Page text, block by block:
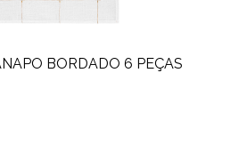
BORDADO 6 PEÇAS